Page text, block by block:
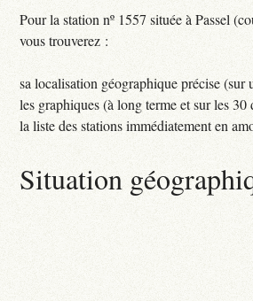
Pour la station nº 1557 située à Passel
vous trouverez :
sa localisation géographique précise (sur
les graphiques (à long terme et sur les
la liste des stations immédiatement en
Situation